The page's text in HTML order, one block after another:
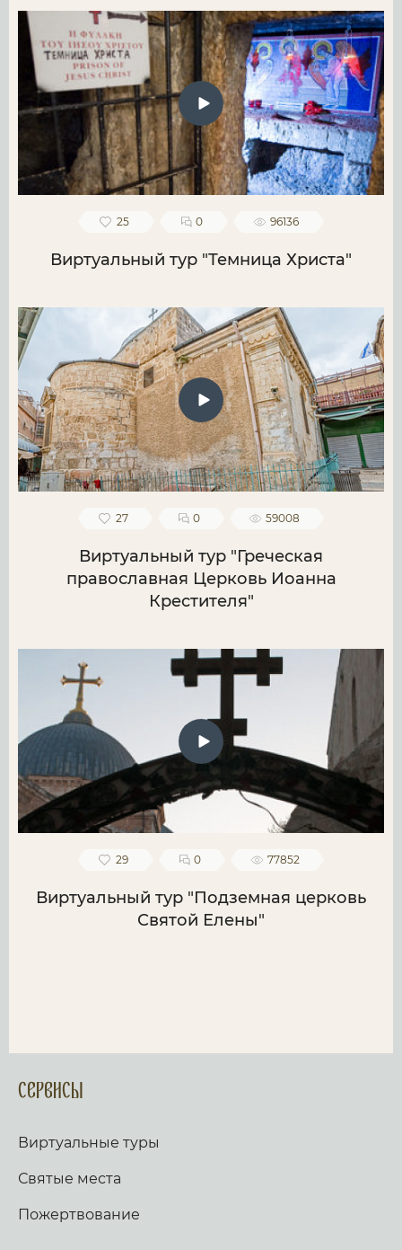
25 0 96136
Виртуальный тур "Темница Христа"
27 0 59008
Виртуальный тур "Греческая
православная Церковь Иоанна
Крестителя"
29 0 77852
Виртуальный тур "Подземная церковь
Святой Елены"
Сервисы
Виртуальные туры
Святые места
Пожертвование